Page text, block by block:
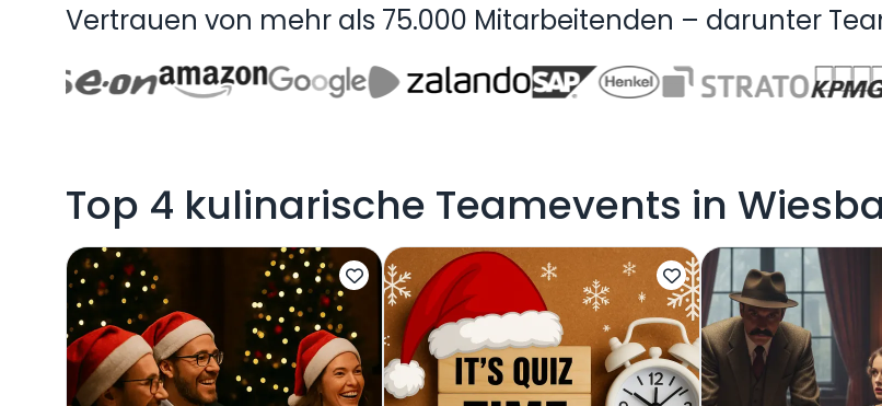
Vertrauen von mehr als 75.000 Mitarbeitenden – darunter
Top 4 kulinarische Teamevents in